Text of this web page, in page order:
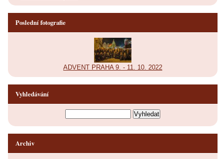
Poslední fotografie
ADVENT PRAHA 9. - 11. 10. 2022
Vyhledávání
Archiv